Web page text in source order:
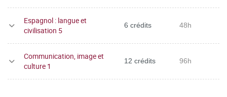
Espagnol : langue et
civilisation 5
6 crédits 48h
Communication, image et
culture 1
12 crédits 96h